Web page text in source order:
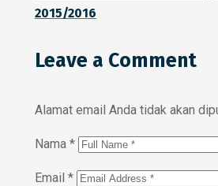
2015/2016
Leave a Comment
Alamat email Anda tidak akan
Nama *
Email *